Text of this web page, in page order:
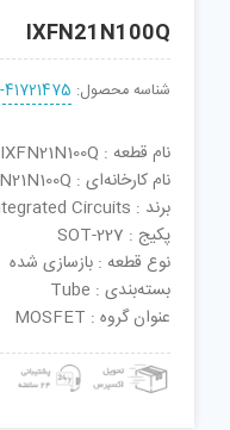
IXFN21N100Q
شناسه محصول:
نام قطعه : IXFN21N100Q
نام کارخانه‌ای : IXFN21N100Q
برند : IXYS Integrated Circuits
پکیج : SOT-227
نوع قطعه : بازسازی شده
بسته‌بندی : Tube
عنوان گروه : MOSFET